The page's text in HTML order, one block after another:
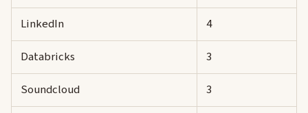
LinkedIn
4
Databricks
3
Soundcloud
3